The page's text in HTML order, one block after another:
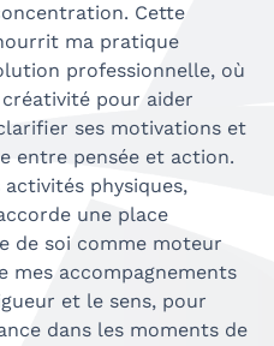
Cette
ma pratique
professionnelle, où
pour aider
ses motivations et
entre pensée et action.
activités physiques,
une place
de soi comme moteur
mes accompagnements
et le sens, pour
dans les moments de